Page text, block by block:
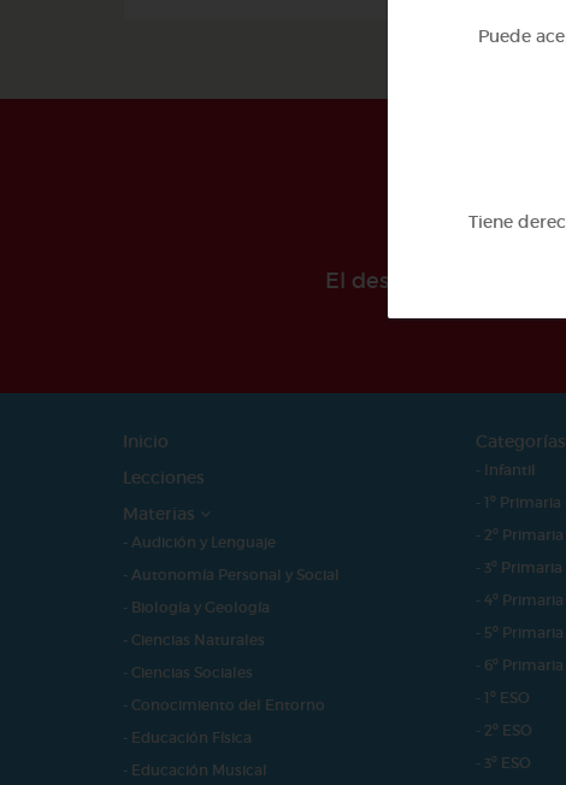
El desarollo de este
Inicio
Lecciones
Materias
- Audición y Lenguaje
- Autonomía Personal y Social
- Biología y Geología
- Ciencias Naturales
- Ciencias Sociales
- Conocimiento del Entorno
- Educación Física
- Educación Musical
Categorías
- Infantil
- 1º
- 2º
- 3º
- 4º
- 5º Primaria
- 6º Primaria
- 1º ESO
- 2º ESO
- 3º ESO
Puede
Tiene